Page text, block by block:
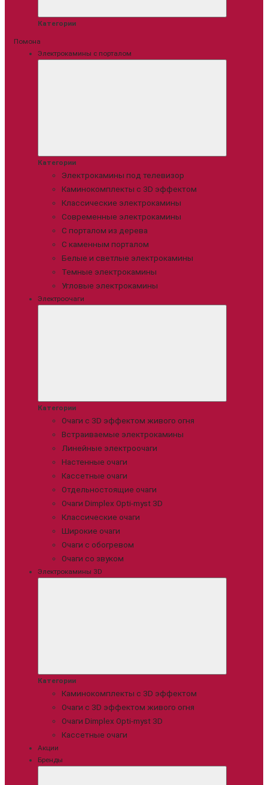
Категории
Помона
Электрокамины с порталом
Категории
Электрокамины под телевизор
Каминокомплекты с 3D эффектом
Классические электрокамины
Современные электрокамины
С порталом из дерева
С каменным порталом
Белые и светлые электрокамины
Темные электрокамины
Угловые электрокамины
Электроочаги
Категории
Очаги с 3D эффектом живого огня
Встраиваемые электрокамины
Линейные электроочаги
Настенные очаги
Кассетные очаги
Отдельностоящие очаги
Очаги Dimplex Opti-myst 3D
Классические очаги
Широкие очаги
Очаги с обогревом
Очаги со звуком
Электрокамины 3D
Категории
Каминокомплекты с 3D эффектом
Очаги с 3D эффектом живого огня
Очаги Dimplex Opti-myst 3D
Кассетные очаги
Акции
Бренды